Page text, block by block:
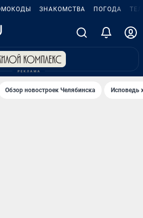
ЗНАКОМСТВА ПОГОДА
Обзор новостроек Челябинска Исповедь